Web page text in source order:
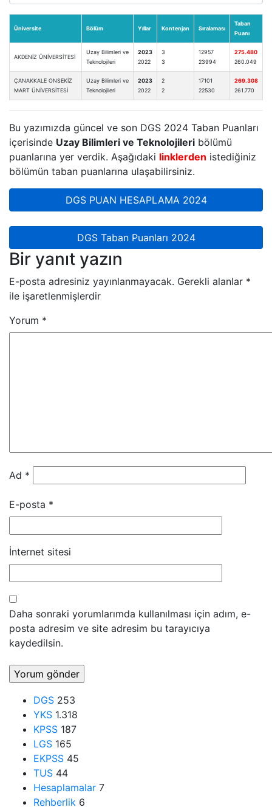
Üniversite Bölüm Yıllar Kontenjan Sıralaması
Taban
Puanı
AKDENİZ ÜNİVERSİTESİ
Uzay Bilimleri ve
Teknolojileri
2023
2022
3
3
12957
23994
275.480
260.049
ÇANAKKALE ONSEKİZ
MART ÜNİVERSİTESİ
Uzay Bilimleri ve
Teknolojileri
2023
2022
2
2
17101
22530
269.308
261.770
Bu yazımızda güncel ve son DGS 2024 Taban Puanları
içerisinde Uzay Bilimleri ve Teknolojileri bölümü
puanlarına yer verdik. Aşağıdaki linklerden istediğiniz
bölümün taban puanlarına ulaşabilirsiniz.
DGS PUAN HESAPLAMA 2024
DGS Taban Puanları 2024
Bir yanıt yazın
E-posta adresiniz yayınlanmayacak. Gerekli alanlar *
ile işaretlenmişlerdir
Yorum *
Ad *
E-posta *
İnternet sitesi
Daha sonraki yorumlarımda kullanılması için adım, e-
posta adresim ve site adresim bu tarayıcıya
kaydedilsin.
DGS 253
YKS 1.318
KPSS 187
LGS 165
EKPSS 45
TUS 44
Hesaplamalar 7
Rehberlik 6